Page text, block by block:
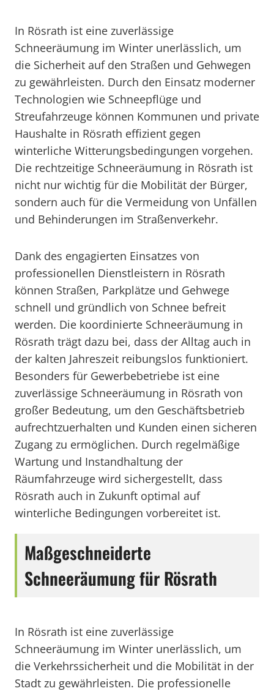
In Rösrath ist eine zuverlässige
Schneeräumung im Winter unerlässlich, um
die Sicherheit auf den Straßen und Gehwegen
zu gewährleisten. Durch den Einsatz moderner
Technologien wie Schneepflüge und
Streufahrzeuge können Kommunen und private
Haushalte in Rösrath effizient gegen
winterliche Witterungsbedingungen vorgehen.
Die rechtzeitige Schneeräumung in Rösrath ist
nicht nur wichtig für die Mobilität der Bürger,
sondern auch für die Vermeidung von Unfällen
und Behinderungen im Straßenverkehr.
Dank des engagierten Einsatzes von
professionellen Dienstleistern in Rösrath
können Straßen, Parkplätze und Gehwege
schnell und gründlich von Schnee befreit
werden. Die koordinierte Schneeräumung in
Rösrath trägt dazu bei, dass der Alltag auch in
der kalten Jahreszeit reibungslos funktioniert.
Besonders für Gewerbebetriebe ist eine
zuverlässige Schneeräumung in Rösrath von
großer Bedeutung, um den Geschäftsbetrieb
aufrechtzuerhalten und Kunden einen sicheren
Zugang zu ermöglichen. Durch regelmäßige
Wartung und Instandhaltung der
Räumfahrzeuge wird sichergestellt, dass
Rösrath auch in Zukunft optimal auf
winterliche Bedingungen vorbereitet ist.
Maßgeschneiderte
Schneeräumung für Rösrath
In Rösrath ist eine zuverlässige
Schneeräumung im Winter unerlässlich, um
die Verkehrssicherheit und die Mobilität in der
Stadt zu gewährleisten. Die professionelle